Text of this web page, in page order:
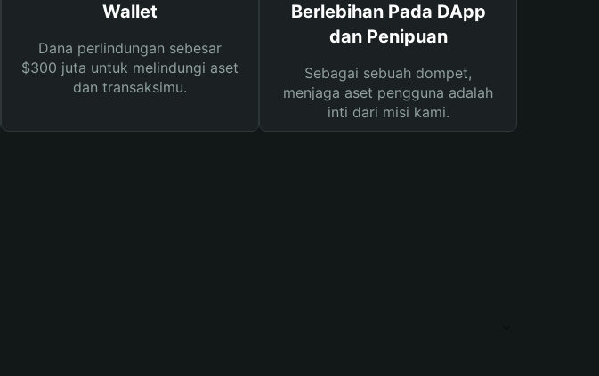
Wallet
Dana perlindungan sebesar
$300 juta untuk melindungi aset
dan transaksimu.
Berlebihan Pada DApp
dan Penipuan
Sebagai sebuah dompet,
menjaga aset pengguna adalah
inti dari misi kami.